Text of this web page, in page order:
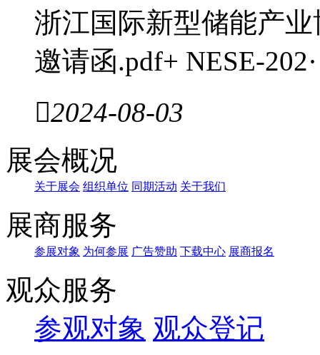
浙江国际新型储能产业
邀请函.pdf+ NESE-
2024-08-03
展会概况
关于展会 组织单位 同期活动 关于我们
展商服务
参展对象 为何参展 广告赞助 下载中心 展商报名
观众服务
参观对象 观众登记